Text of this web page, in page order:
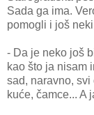
Sada ga ima.
pomogli i još
- Da je neko još
kao što ja nisam
sad, naravno,
kuće, čamce... A